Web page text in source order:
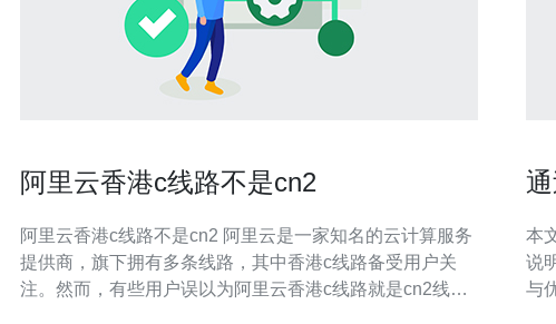
阿里云香港c线路不是cn2
阿里云香港c线路不是cn2 阿里云是一家知名的云计算服务
提供商，旗下拥有多条线路，其中香港c线路备受用户关
注。然而，有些用户误以为阿里云香港c线路就是cn2线
本
说
与